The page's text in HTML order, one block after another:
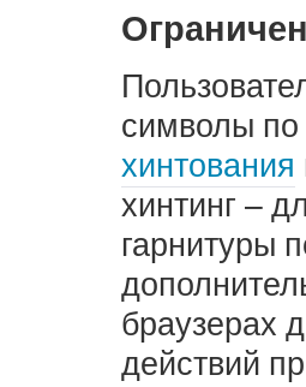
символы по
хинтования
хинтинг –
гарнитуры
браузерах
действий